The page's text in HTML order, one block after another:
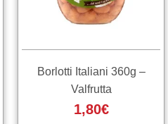
Borlotti Italiani 360g –
Valfrutta
1,80€